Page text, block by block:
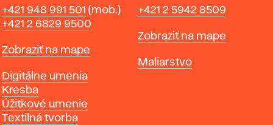
Tate,
2020.
Telefón
+421 948 991 501 (mob.)
+421 2 6829 9500
Mapa
Zobraziť na mape
Katedry
Digitálne umenia
Kresba
Úžitkové umenie
Textilná tvorba
Telefón
+421 2 5942 8509
Mapa
Zobraziť na mape
Katedry
Maliarstvo